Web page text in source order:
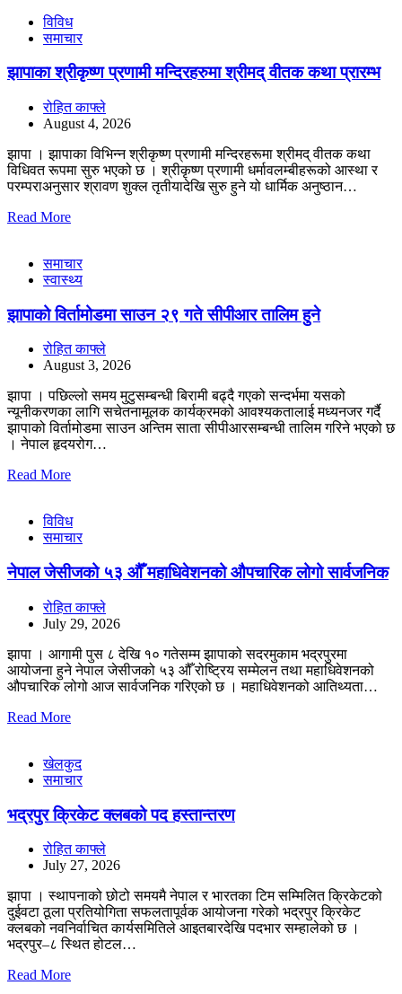
विविध
समाचार
झापाका श्रीकृष्ण प्रणामी मन्दिरहरुमा श्रीमद् वीतक कथा प्रारम्भ
रोहित काफ्ले
August 4, 2026
झापा । झापाका विभिन्न श्रीकृष्ण प्रणामी मन्दिरहरूमा श्रीमद् वीतक कथा
विधिवत रूपमा सुरु भएको छ । श्रीकृष्ण प्रणामी धर्मावलम्बीहरूको आस्था र
परम्पराअनुसार श्रावण शुक्ल तृतीयादेखि सुरु हुने यो धार्मिक अनुष्ठान…
Read More
समाचार
स्वास्थ्य
झापाको विर्तामोडमा साउन २९ गते सीपीआर तालिम हुने
रोहित काफ्ले
August 3, 2026
झापा । पछिल्लो समय मुटुसम्बन्धी बिरामी बढ्दै गएको सन्दर्भमा यसको
न्यूनीकरणका लागि सचेतनामूलक कार्यक्रमको आवश्यकतालाई मध्यनजर गर्दै
झापाको विर्तामोडमा साउन अन्तिम साता सीपीआरसम्बन्धी तालिम गरिने भएको छ
। नेपाल हृदयरोग…
Read More
विविध
समाचार
नेपाल जेसीजको ५३ औँ महाधिवेशनको औपचारिक लोगो सार्वजनिक
रोहित काफ्ले
July 29, 2026
झापा । आगामी पुस ८ देखि १० गतेसम्म झापाको सदरमुकाम भद्रपुरमा
आयोजना हुने नेपाल जेसीजको ५३ औँ रोष्ट्रिय सम्मेलन तथा महाधिवेशनको
औपचारिक लोगो आज सार्वजनिक गरिएको छ । महाधिवेशनको आतिथ्यता…
Read More
खेलकुद
समाचार
भद्रपुर क्रिकेट क्लबको पद हस्तान्तरण
रोहित काफ्ले
July 27, 2026
झापा । स्थापनाको छोटो समयमै नेपाल र भारतका टिम सम्मिलित क्रिकेटको
दुईवटा ठूला प्रतियोगिता सफलतापूर्वक आयोजना गरेको भद्रपुर क्रिकेट
क्लबको नवनिर्वाचित कार्यसमितिले आइतबारदेखि पदभार सम्हालेको छ ।
भद्रपुर–८ स्थित होटल…
Read More